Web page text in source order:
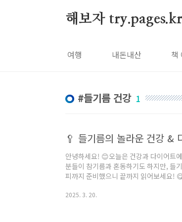
해보자 try.pages.kr
여행 내돈내산 책
들기름 건강 1
안녕하세요! 😊오늘은 건강과 다이어트
분들이 참기름과 혼동하기도 하지만, 들
피까지 준비했으니 끝까지 읽어보세요!
근에는 건강 오일로 전 세계적으로 주목
2025. 3. 20.